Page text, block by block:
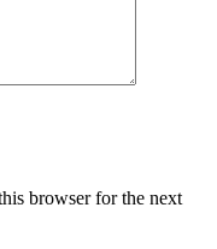
browser for the next